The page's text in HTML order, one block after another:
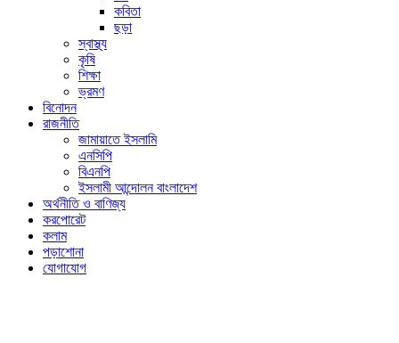
কবিতা
ছড়া
স্বাস্থ্য
কৃষি
শিক্ষা
ভ্রমণ
বিনোদন
রাজনীতি
জামায়াতে ইসলামি
এনসিপি
বিএনপি
ইসলামী আন্দোলন বাংলাদেশ
অর্থনীতি ও বাণিজ্য
করপোরেট
কলাম
পড়াশোনা
যোগাযোগ